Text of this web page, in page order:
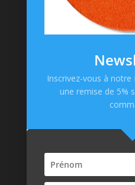
Mentions Légales
Politique de confidentialité
Paiement en ligne
Inscrivez-vous à
une remise de 5%